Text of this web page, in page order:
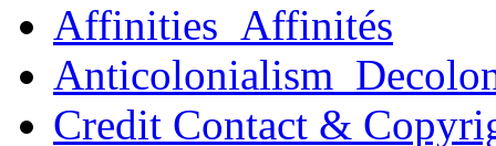
Affinities_Affinités
Credit Contact &